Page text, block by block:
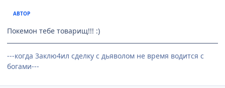
АВТОР
Покемон тебе товарищ!!! :)
---когда 3аклю4ил сделку с дьяволом не время водится с
богами---